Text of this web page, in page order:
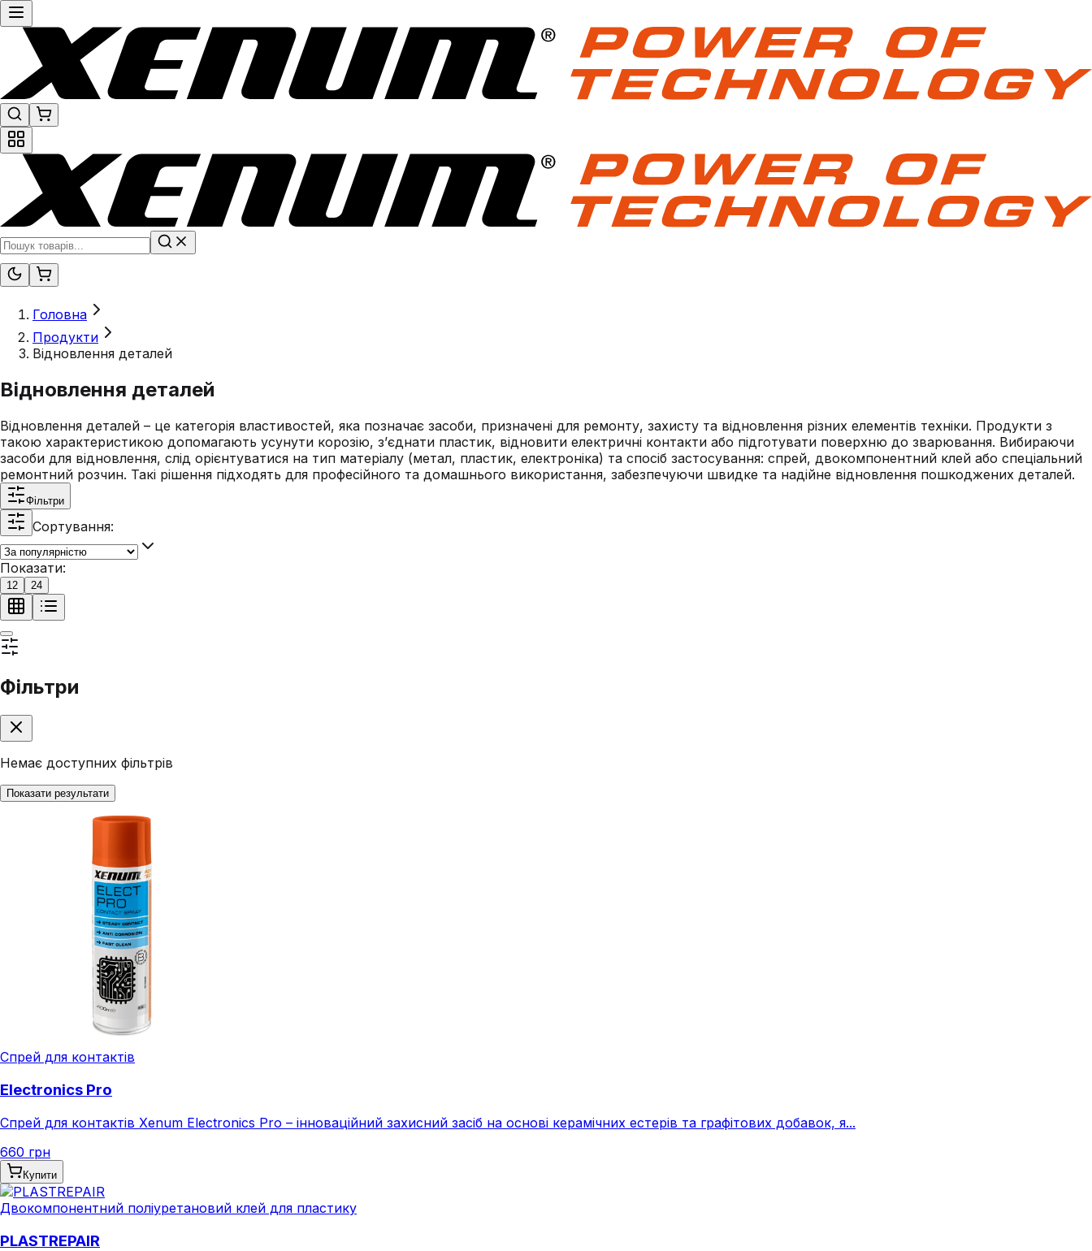
Головна
Продукти
Відновлення деталей
Відновлення деталей
Відновлення деталей – це категорія властивостей, яка позначає засоби, призначені для ремонту, захисту та відновлення різних елементів техніки. Продукти з
такою характеристикою допомагають усунути корозію, з’єднати пластик, відновити електричні контакти або підготувати поверхню до зварювання. Вибираючи
засоби для відновлення, слід орієнтуватися на тип матеріалу (метал, пластик, електроніка) та спосіб застосування: спрей, двокомпонентний клей або спеціальний
ремонтний розчин. Такі рішення підходять для професійного та домашнього використання, забезпечуючи швидке та надійне відновлення пошкоджених деталей.
Фільтри
Сортування:
Показати:
12 24
Фільтри
Немає доступних фільтрів
Показати результати
Спрей для контактів
Electronics Pro
Спрей для контактів Xenum Electronics Pro – інноваційний захисний засіб на основі керамічних естерів та графітових добавок, я...
660 грн
Купити
Двокомпонентний поліуретановий клей для пластику
PLASTREPAIR